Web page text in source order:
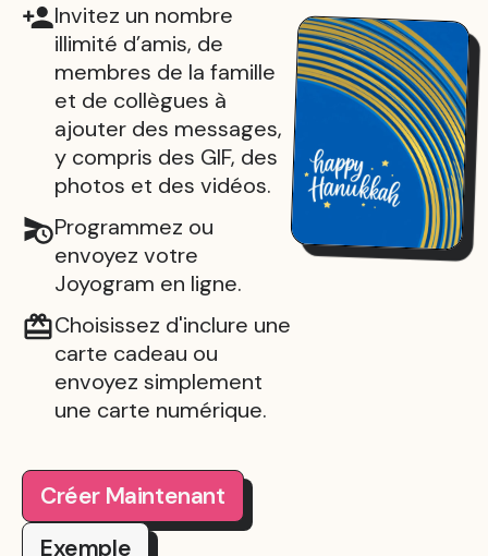
Invitez un nombre
illimité d’amis, de
membres de la famille
et de collègues à
ajouter des messages,
y compris des GIF, des
photos et des vidéos.
Programmez ou
envoyez votre
Joyogram en ligne.
Choisissez d'inclure une
carte cadeau ou
envoyez simplement
une carte numérique.
Créer Maintenant
Exemple